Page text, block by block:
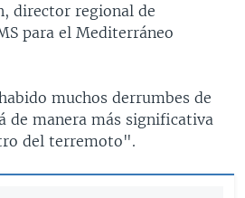
director regional de
para el Mediterráneo
muchos derrumbes de
de manera más significativa
del terremoto".